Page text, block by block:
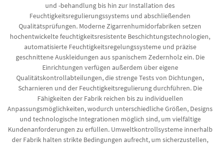
und -behandlung bis hin zur Installation des
Feuchtigkeitsregulierungssystems und abschließenden
Qualitätsprüfungen. Moderne Zigarrenhumidorfabriken setzen
hochentwickelte feuchtigkeitsresistente Beschichtungstechnologien,
automatisierte Feuchtigkeitsregelungssysteme und präzise
geschnittene Auskleidungen aus spanischem Zedernholz ein. Die
Einrichtungen verfügen außerdem über eigene
Qualitätskontrollabteilungen, die strenge Tests von Dichtungen,
Scharnieren und der Feuchtigkeitsregulierung durchführen. Die
Fähigkeiten der Fabrik reichen bis zu individuellen
Anpassungsmöglichkeiten, wodurch unterschiedliche Größen, Designs
und technologische Integrationen möglich sind, um vielfältige
Kundenanforderungen zu erfüllen. Umweltkontrollsysteme innerhalb
der Fabrik halten strikte Bedingungen aufrecht, um sicherzustellen,